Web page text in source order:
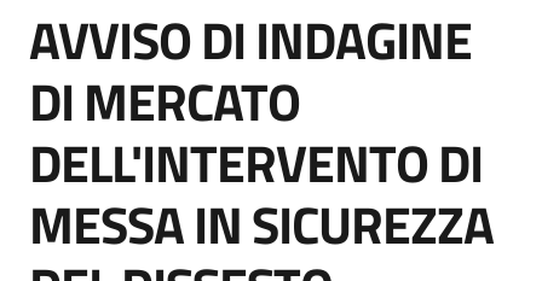
e
strumenti
acquisto
Supporto
Salta al contenuto
AVVISO DI INDAGINE
DI MERCATO
DELL'INTERVENTO DI
MESSA IN SICUREZZA